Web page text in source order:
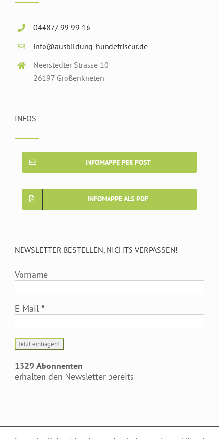
04487/ 99 99 16
info@ausbildung-hundefriseur.de
Neerstedter Strasse 10
26197 Großenkneten
INFOS
INFOMAPPE PER POST
INFOMAPPE ALS PDF
NEWSLETTER BESTELLEN, NICHTS VERPASSEN!
Vorname
E-Mail *
1329 Abonnenten
erhalten den Newsletter bereits